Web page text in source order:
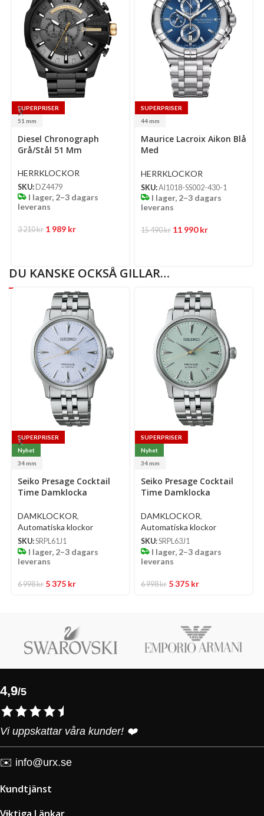
SUPERPRISER
51 mm
options
Diesel Chronograph
Grå/Stål 51 Mm
HERRKLOCKOR
SKU: DZ4479
I lager, 2–3 dagars
leverans
3 210kr 1 989 kr
SUPERPRISER
44 mm
options
Maurice Lacroix Aikon Blå
Med
Mm
HERRKLOCKOR
SKU:AI1018-SS002-430-1
I lager, 2–3 dagars
leverans
15 490kr 11 990kr
DU KANSKE OCKSÅ GILLAR…
SUPERPRISER
Nyhet
34 mm
Select
options
Seiko Presage Cocktail
Time Damklocka
Ljusblå Urtavla Med
Diamanter Och Stållänk
DAMKLOCKOR,
Automatiska klockor
SKU:SRPL61J1
I lager, 2–3 dagars
leverans
6 998kr 5 375 kr
SUPERPRISER
Nyhet
34 mm
Select
options
Seiko Presage Cocktail
Time Damklocka
Ljusgrön Urtavla Med
Diamanter Och Stållänk
DAMKLOCKOR,
Automatiska klockor
SKU:SRPL63J1
I lager, 2–3 dagars
leverans
6 998kr 5 375 kr
4,9/5
Vi uppskattar våra kunder! ❤️
✉️ info@urx.se
Kundtjänst
Viktiga Länkar